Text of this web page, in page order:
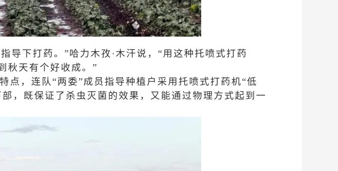
导下打药。”哈力木孜·木汗说，“用这种托喷式打药
秋天有个好收成。”
，连队“两委”成员指导种植户采用托喷式打药机“低
，既保证了杀虫灭菌的效果，又能通过物理方式起到一